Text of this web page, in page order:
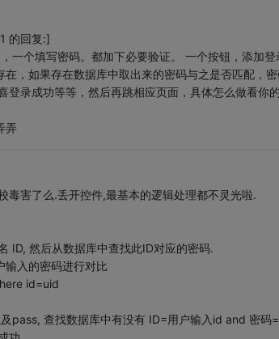
的回复:]
一个填写密码。都加下必要验证。 一个按钮，添加登
，如果存在数据库中取出来的密码与之是否匹配，密
登录成功等等，然后再跳相应页面，具体怎么做看你的
弄
毒害了么.丢开控件,最基本的逻辑处理都不灵光啦.
ID, 然后从数据库中查找此ID对应的密码.
输入的密码进行对比
id=uid
pass, 查找数据库中有没有 ID=用户输入id and 密码